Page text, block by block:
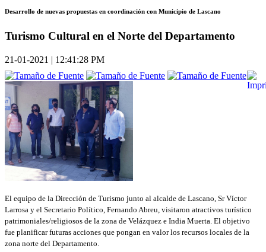
Desarrollo de nuevas propuestas en coordinación con Municipio de Lascano
Turismo Cultural en el Norte del Departamento
21-01-2021 | 12:41:28 PM
El equipo de la Dirección de Turismo junto al alcalde de Lascano, Sr Víctor
Larrosa y el Secretario Político, Fernando Abreu, visitaron atractivos turístico
patrimoniales/religiosos de la zona de Velázquez e India Muerta. El objetivo
fue planificar futuras acciones que pongan en valor los recursos locales de la
zona norte del Departamento.